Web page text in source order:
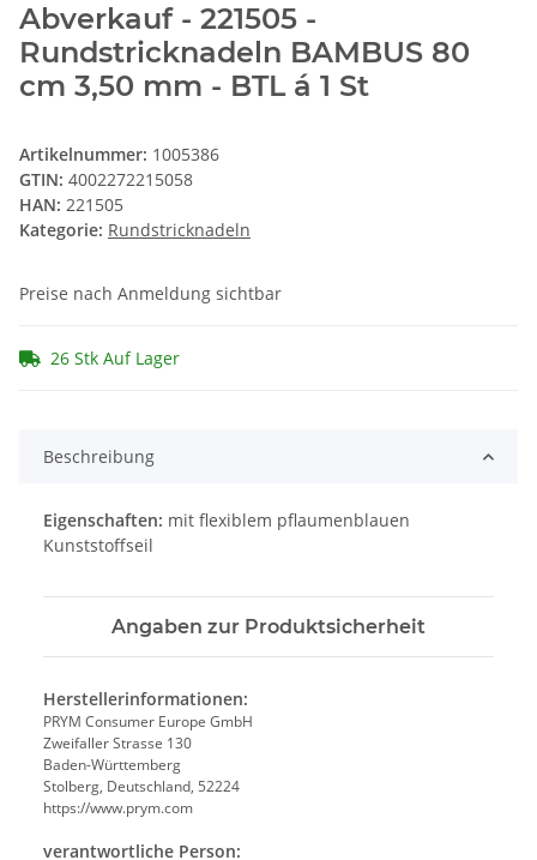
Abverkauf - 221505 -
Rundstricknadeln BAMBUS 80
cm 3,50 mm - BTL á 1 St
Artikelnummer: 1005386
GTIN: 4002272215058
HAN: 221505
Kategorie: Rundstricknadeln
Preise nach Anmeldung sichtbar
26 Stk Auf Lager
Beschreibung
Eigenschaften: mit flexiblem pflaumenblauen
Kunststoffseil
Angaben zur Produktsicherheit
Herstellerinformationen:
PRYM Consumer Europe GmbH
Zweifaller Strasse 130
Baden-Württemberg
Stolberg, Deutschland, 52224
https://www.prym.com
verantwortliche Person: